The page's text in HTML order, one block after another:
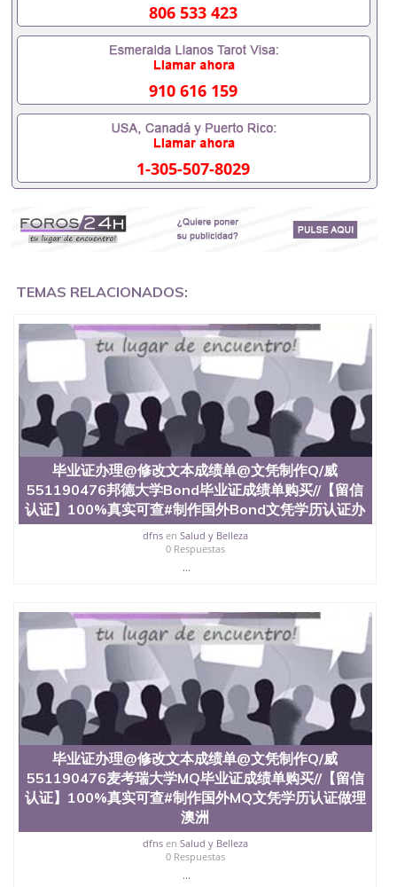
排。 国内找工作假的毕业证可以用吗551190476假的
毕业证成绩单可以办学历认证吗551190476要定居国
外需要办理什么材料551190476入职事业单位/国企假
的毕业证会查吗551190476入职国企/事业单位需要些
什么材料551190476办理假毕业证在国内能用吗, 挂科
拿不到毕业证怎么办, 毕业证丢了怎么办, 没有正常毕
业怎么办理毕业证,没毕业可以办学历认证吗,您是否
因为中途辍学、挂科而没有正常毕业551190476您是
否因为递交材料不齐而被拒之门外551190476您是否
因没正常毕业而导致回国得不到教育部认证在校挂科
了不想读了,成绩不理想毕不了业怎么办551190476找
551190476如何办理本科/硕士毕业证551190476网上
买文凭可靠吗551190476哪里可以买国外文凭
证551190476哪里可以制作美国毕业证551190476哪
买假毕业证551190476哪里可以办理加拿大毕业证
551190476申请学校办理假的毕业证成绩单可以吗
551190476哪里可以办理水印成绩单551190476哪里
可以修改成绩单GPA分数551190476假毕业证能查出
来吗551190476假文凭网上能查到吗551190476 如何
拿到国外毕业证QQ微信551190476办假大学毕业证
QQ微信551190476国外毕业证去哪认证QQ微信
551190476找毕业证封皮QQ微信551190476国外毕业
证外壳定制QQ微信551190476快速代办国外毕业证
QQ微信551190476快速拿到国外文凭QQ微信
551190476国外留学文凭认证QQ微信551190476国外
文凭回国认证QQ微信551190476泰国文凭办理QQ微
信551190476法国留学回国证明QQ微信551190476 国
外烫金照片QQ微信551190476外国文凭在中国有用吗
QQ微信551190476德国留学回国证明QQ微信
551190476爱尔兰留学回国证明QQ微信551190476国
吗QQ微信551190476买国外文凭质量QQ微信
551190476国外本科毕业证怎么办理QQ微信
551190476国外大学文凭真制作QQ微信551190476办
国外文凭可找工作QQ微信551190476国外大学有毕业
证QQ微信551190476办理国外毕业证价格QQ微信
551190476国外编号查询QQ微信551190476办理国外
文凭要交定金吗QQ微信551190476办国外可查文凭
QQ微信551190476网上购买真文凭可信吗QQ微信
551190476学士学位证书查询机构QQ微信551190476
国外资格证书办理QQ微信551190476如何办理学历认
证QQ微信551190476海外文凭认证办理QQ微信
551190476 圣何塞州立大学（San Jose State
University, 又译为“圣荷西州立大学”）成立于1857
年，简称SJSU，是加州历史悠久的大学之一，也是美
西地区的公立大学之一。位于圣何塞市San Jose中
心，占地154公顷。它是一所位于加利福尼亚州的著
名综合性公立大学，它以极高的就业率，全美名列前
806 533 423
910 616 159
1-305-507-8029
TEMAS RELACIONADOS:
毕业证办理@修改文本成绩单@文凭制作Q/威
551190476邦德大学Bond毕业证成绩单购买//【留信
认证】100%真实可查#制作国外Bond文凭学历认证办
dfnsen Salud y Belleza
0 Respuestas
...
毕业证办理@修改文本成绩单@文凭制作Q/威
551190476麦考瑞大学MQ毕业证成绩单购买//【留信
认证】100%真实可查#制作国外MQ文凭学历认证做理
澳洲
dfnsen Salud y Belleza
0 Respuestas
...